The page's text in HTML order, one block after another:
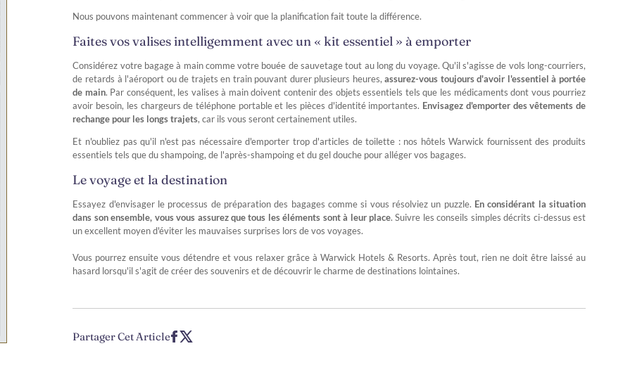
Nous pouvons maintenant commencer à voir que la planification fait toute la différence.
Faites vos valises intelligemment avec un « kit essentiel » à emporter
Considérez votre bagage à main comme votre bouée de sauvetage tout au long du voyage. Qu'il s'agisse de vols long-courriers,
de retards à l'aéroport ou de trajets en train pouvant durer plusieurs heures,assurez-vous toujours d'avoir l'essentiel à portée
de main. Par conséquent, les valises à main doivent contenir des objets essentiels tels que les médicaments dont vous pourriez
avoir besoin, les chargeurs de téléphone portable et les pièces d'identité importantes. Envisagez d'emporter des vêtements de
rechange pour les longs trajets, car ils vous seront certainement utiles.
Et n'oubliez pas qu'il n'est pas nécessaire d'emporter trop d'articles de toilette : nos hôtels Warwick fournissent des produits
essentiels tels que du shampoing, de l'après-shampoing et du gel douche pour alléger vos bagages.
Le voyage et la destination
Essayez d'envisager le processus de préparation des bagages comme si vous résolviez un puzzle. En considérant la situation
dans son ensemble, vous vous assurez que tous les éléments sont à leur place. Suivre les conseils simples décrits ci-dessus est
un excellent moyen d'éviter les mauvaises surprises lors de vos voyages.
Vous pourrez ensuite vous détendre et vous relaxer grâce à Warwick Hotels & Resorts. Après tout, rien ne doit être laissé au
hasard lorsqu'il s'agit de créer des souvenirs et de découvrir le charme de destinations lointaines.
Partager Cet Article